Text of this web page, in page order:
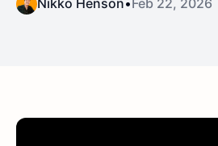
Nikko Henson•Feb 22, 2026